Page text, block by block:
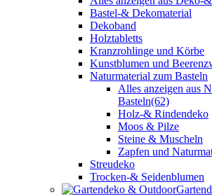
Bastel-& Dekomaterial
Dekoband
Holztabletts
Kranzrohlinge und Körbe
Kunstblumen und
Naturmaterial zum Basteln
Alles anzeigen aus
Basteln(62)
Holz-& Rindendeko
Moos & Pilze
Steine & Muscheln
Zapfen und
Streudeko
Trocken-& Seidenblumen